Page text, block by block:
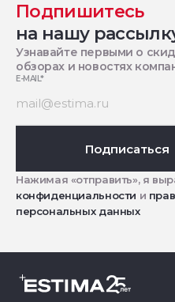
Подпишитесь
на нашу
Узнавайте первыми о
обзорах и новостях
E-MAIL*
Подписаться
Нажимая «отправить», я
конфиденциальности и
персональных данных